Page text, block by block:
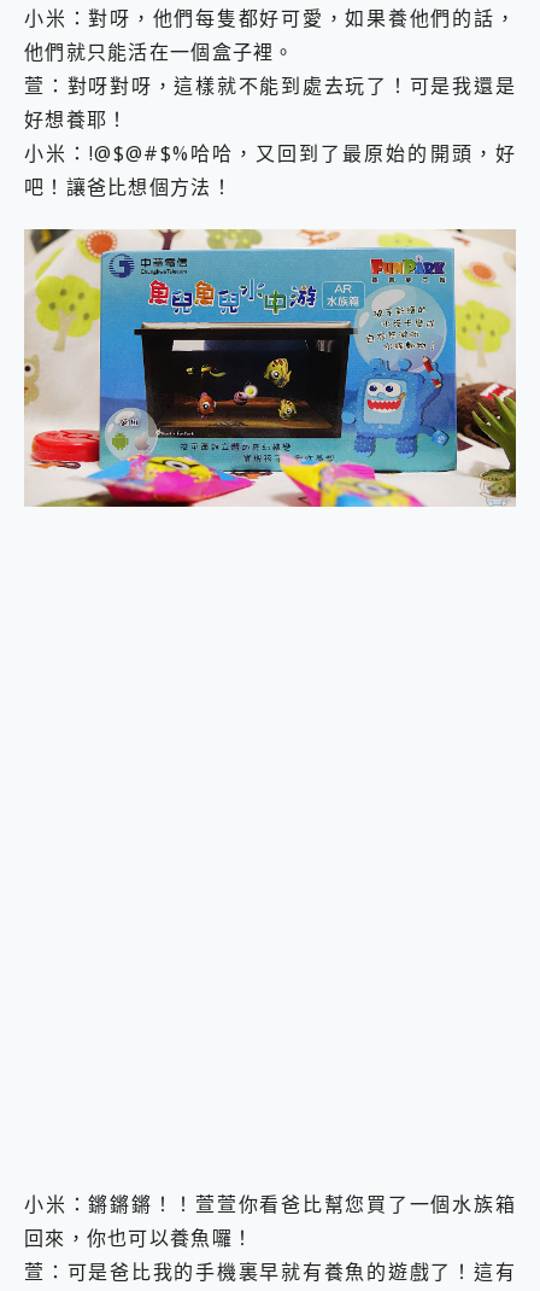
好玩好拍 vivo V50 ~ 口袋裡的 Zeiss 潮流攝影棚!
25種洗烘模式一機搞定! Roborock 衣莉莎白 H1 Neo分子篩洗脫烘 AI 滾筒洗衣機
給 MSI Claw 系列電競掌機 最完美的家 MSI Nest Docking Station 掌機專屬擴充底座 開箱 評測
B&O 精品級音響! Home+ 中嘉寬頻 SoundBox 劇院串流盒 開箱 評測
EaseUS Vocal Remover 免費線上去聲器一鍵去除人聲 人聲 音樂分離 2024 消除人聲推薦
97.3% 恢復率，資料救援就是這麼簡單 EaseUS Data Recovery Wizard Free 18.0.0 業界最好的資料救援軟體
磁碟系統大風吹 有了 磁碟管理程式 EaseUS Partition Master 就是這麼簡單
全新 SONY Xperia 1 VI 開箱! 相機實測! 長焦覆蓋更遠更清晰、2日長續航、頂尖影音娛樂效能~
Xiaomi 14 Ultra 開箱 評測~ 有深度的 Leica 影像旗艦手機! 加碼小旗艦 Xiaomi 14 開箱 評測
vivo TWS 3e 真無線藍牙耳機智慧降噪升級、音質明亮溫潤，並支援雙設備連接~
MSI Claw 掌機專屬配件包 來囉 完美保護 MSI Claw A1M-026TW 電競掌機
人像旗艦 vivo V30 系列 開箱 評測! 首搭蔡司光學鏡頭、攝影棚級柔光環、拍攝功能最好玩的美拍神機 vivo V30 Pro
多個願望一次滿足 超強散熱 微星 MSI Claw A1M-026TW 電競掌機 開箱 評測
一吸完美對位 擁有超強吸力與超好用的隱磁支架 O-ONE MAG 最會吸的行動電源 開箱 評測
近八千元的 Soundcore Liberty 5 Pro Max，有螢幕的耳機會是智商稅嗎?
小米：對呀，他們每隻都好可愛，如果養他們的話，
他們就只能活在一個盒子裡。
萱：對呀對呀，這樣就不能到處去玩了！可是我還是
好想養耶！
小米：!@$@#$%哈哈，又回到了最原始的開頭，好
吧！讓爸比想個方法！
小米：鏘鏘鏘！！萱萱你看爸比幫您買了一個水族箱
回來，你也可以養魚囉！
萱：可是爸比我的手機裏早就有養魚的遊戲了！這有